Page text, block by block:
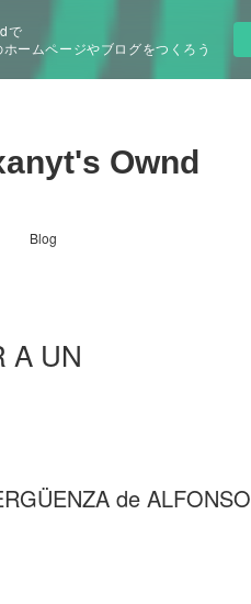
で
ームページやブログをつくろう
Ownd
Blog
A UN
de ALFONSO